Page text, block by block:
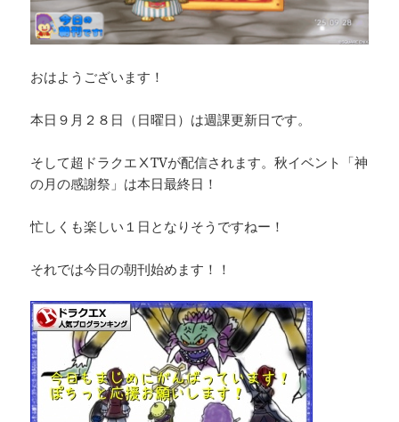
おはようございます！
本日９月２８日（日曜日）は週課更新日です。
そして超ドラクエⅩTVが配信されます。秋イベント「神
の月の感謝祭」は本日最終日！
忙しくも楽しい１日となりそうですねー！
それでは今日の朝刊始めます！！